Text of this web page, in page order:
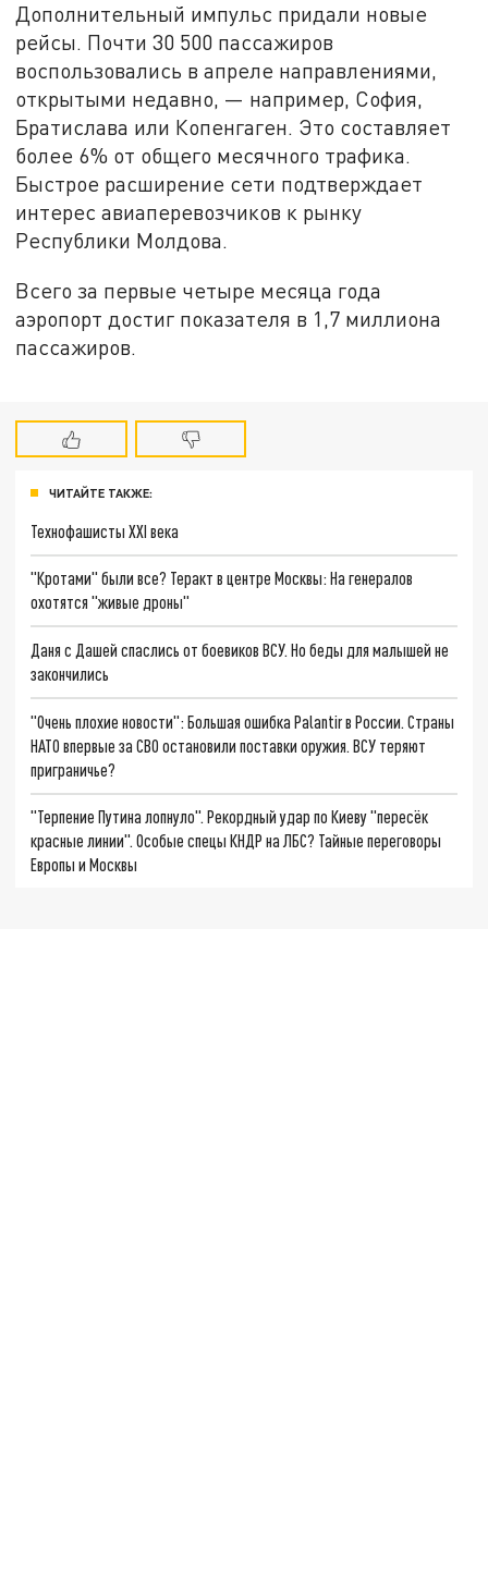
Дополнительный импульс придали новые
рейсы. Почти 30 500 пассажиров
воспользовались в апреле направлениями,
открытыми недавно, — например, София,
Братислава или Копенгаген. Это составляет
более 6% от общего месячного трафика.
Быстрое расширение сети подтверждает
интерес авиаперевозчиков к рынку
Республики Молдова.
Всего за первые четыре месяца года
аэропорт достиг показателя в 1,7 миллиона
пассажиров.
ЧИТАЙТЕ ТАКЖЕ:
Технофашисты XXI века
"Кротами" были все? Теракт в центре Москвы: На генералов
охотятся "живые дроны"
Даня с Дашей спаслись от боевиков ВСУ. Но беды для малышей не
закончились
"Очень плохие новости": Большая ошибка Palantir в России. Страны
НАТО впервые за СВО остановили поставки оружия. ВСУ теряют
приграничье?
"Терпение Путина лопнуло". Рекордный удар по Киеву "пересёк
красные линии". Особые спецы КНДР на ЛБС? Тайные переговоры
Европы и Москвы